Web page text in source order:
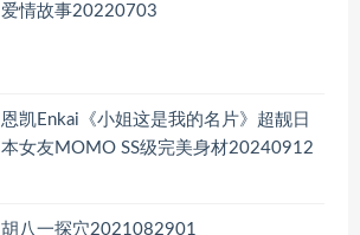
爱情故事20220703
恩凯Enkai《小姐这是我的名片》超靓日
本女友MOMO SS级完美身材20240912
胡八一探穴2021082901